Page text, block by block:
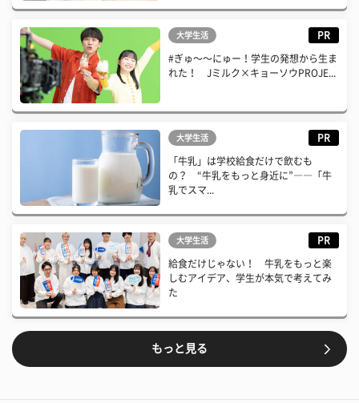
大学生活 PR
#ぎゅ〜〜にゅー！学生の発想から生ま
れた！ Jミルク×キョーソウPROJE...
大学生活 PR
「牛乳」は学校給食だけで飲むも
の？ “牛乳をもっと身近に”――「牛
乳でスマ...
大学生活 PR
給食だけじゃない！ 牛乳をもっと楽
しむアイデア、学生が本気で考えてみ
た
もっと見る